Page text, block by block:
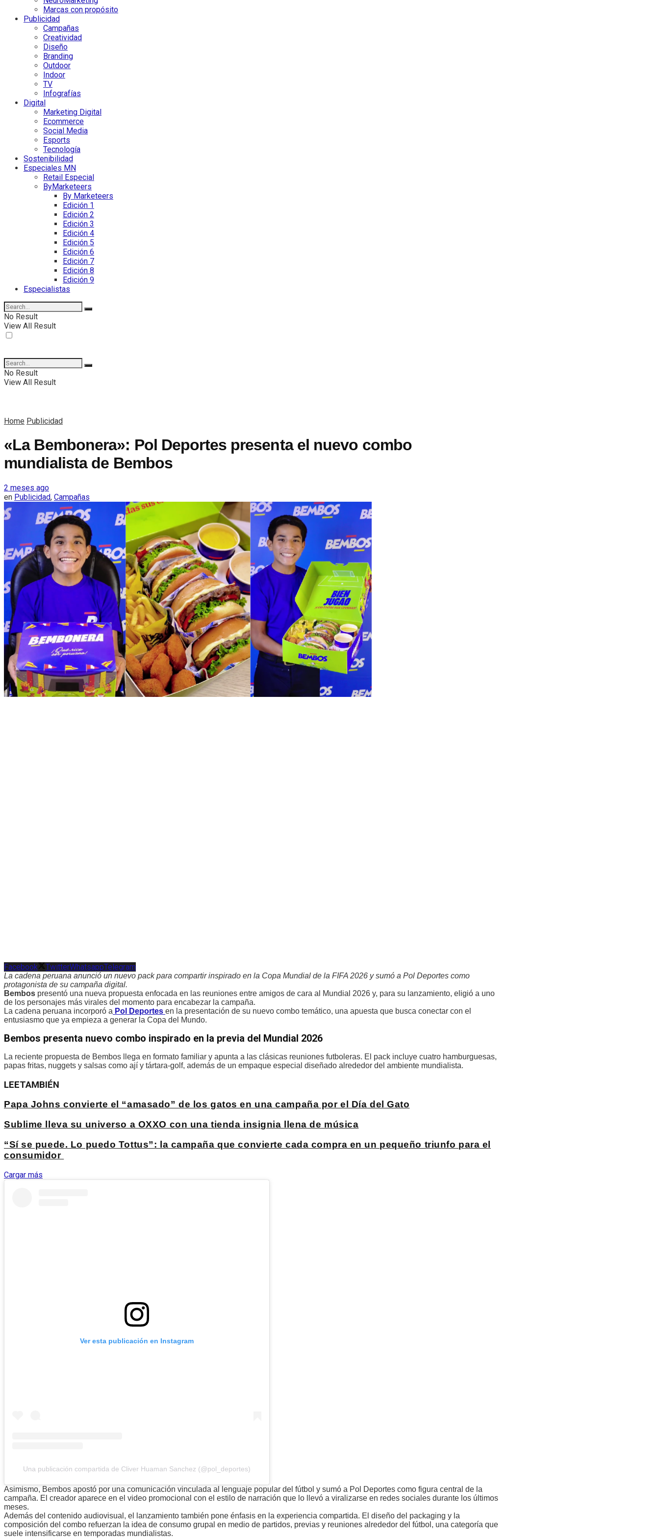
Marcas con propósito
Publicidad
Campañas
Creatividad
Diseño
Branding
Outdoor
Indoor
TV
Infografías
Digital
Marketing Digital
Ecommerce
Social Media
Esports
Tecnología
Sostenibilidad
Especiales MN
Retail Especial
ByMarketeers
By Marketeers
Edición 1
Edición 2
Edición 3
Edición 4
Edición 5
Edición 6
Edición 7
Edición 8
Edición 9
Especialistas
No Result
View All Result
No Result
View All Result
Home Publicidad
«La Bembonera»: Pol Deportes presenta el nuevo combo
mundialista de Bembos
2 meses ago
en Publicidad, Campañas
Facebook TwitterWhatsappTelegram
La cadena peruana anunció un nuevo pack para compartir inspirado en la Copa Mundial de la FIFA 2026 y sumó a Pol Deportes como
protagonista de su campaña digital.
Bembos presentó una nueva propuesta enfocada en las reuniones entre amigos de cara al Mundial 2026 y, para su lanzamiento, eligió a uno
de los personajes más virales del momento para encabezar la campaña.
La cadena peruana incorporó a Pol Deportes en la presentación de su nuevo combo temático, una apuesta que busca conectar con el
entusiasmo que ya empieza a generar la Copa del Mundo.
Bembos presenta nuevo combo inspirado en la previa del Mundial 2026
La reciente propuesta de Bembos llega en formato familiar y apunta a las clásicas reuniones futboleras. El pack incluye cuatro hamburguesas,
papas fritas, nuggets y salsas como ají y tártara-golf, además de un empaque especial diseñado alrededor del ambiente mundialista.
LEETAMBIÉN
Papa Johns convierte el “amasado” de los gatos en una campaña por el Día del Gato
Sublime lleva su universo a OXXO con una tienda insignia llena de música
“Sí se puede. Lo puedo Tottus”: la campaña que convierte cada compra en un pequeño triunfo para el
consumidor
Cargar más
Ver esta publicación en Instagram
Una publicación compartida de Cliver Huaman Sanchez (@pol_deportes)
Asimismo, Bembos apostó por una comunicación vinculada al lenguaje popular del fútbol y sumó a Pol Deportes como figura central de la
campaña. El creador aparece en el video promocional con el estilo de narración que lo llevó a viralizarse en redes sociales durante los últimos
meses.
Además del contenido audiovisual, el lanzamiento también pone énfasis en la experiencia compartida. El diseño del packaging y la
composición del combo refuerzan la idea de consumo grupal en medio de partidos, previas y reuniones alrededor del fútbol, una categoría que
suele intensificarse en temporadas mundialistas.